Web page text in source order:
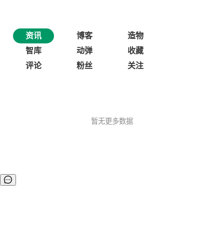
资讯 博客
造物
智库
动弹
收藏
评论
粉丝 关注
暂无更多数据